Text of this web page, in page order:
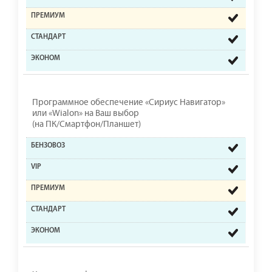
Программное обеспечение «Сириус Навигатор»
или «Wialon» на Ваш выбор
(на ПК/Смартфон/Планшет)